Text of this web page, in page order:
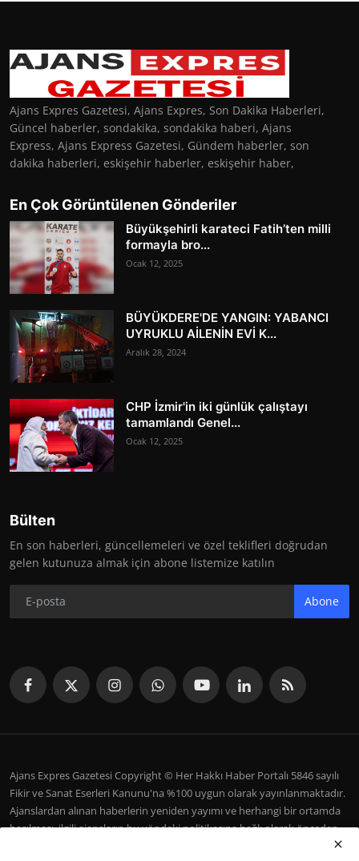
Ajans Expres Gazetesi, Ajans Expres, Son Dakika Haberleri,
Güncel haberler, sondakika, sondakika haberi, Ajans
Express, Ajans Express Gazetesi, Gündem haberler, son
dakika haberleri, eskişehir haberler, eskişehir haber,
En Çok Görüntülenen Gönderiler
Büyükşehirli karateci Fatih’ten milli
formayla bro...
Ocak 12, 2025
BÜYÜKDERE'DE YANGIN: YABANCI
UYRUKLU AİLENİN EVİ K...
Aralık 28, 2024
CHP İzmir'in iki günlük çalıştayı
tamamlandı Genel...
Ocak 12, 2025
Bülten
En son haberleri, güncellemeleri ve özel teklifleri doğrudan
gelen kutunuza almak için abone listemize katılın
Abone
Ajans Expres Gazetesi Copyright © Her Hakkı Haber Portalı 5846 sayılı
Fikir ve Sanat Eserleri Kanunu'na %100 uygun olarak yayınlanmaktadır.
Ajanslardan alınan haberlerin yeniden yayımı ve herhangi bir ortamda
basılması, ilgili ajansların bu yöndeki politikasına bağlı olarak önceden